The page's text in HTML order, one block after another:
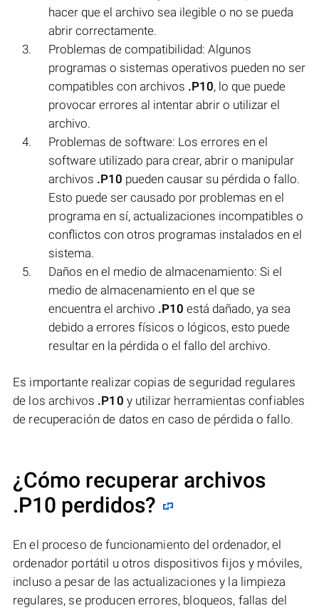
hacer que el archivo sea ilegible o no se pueda
abrir correctamente.
Problemas de compatibilidad: Algunos
programas o sistemas operativos pueden no ser
compatibles con archivos .P10, lo que puede
provocar errores al intentar abrir o utilizar el
archivo.
Problemas de software: Los errores en el
software utilizado para crear, abrir o manipular
archivos .P10 pueden causar su pérdida o fallo.
Esto puede ser causado por problemas en el
programa en sí, actualizaciones incompatibles o
conflictos con otros programas instalados en el
sistema.
Daños en el medio de almacenamiento: Si el
medio de almacenamiento en el que se
encuentra el archivo .P10 está dañado, ya sea
debido a errores físicos o lógicos, esto puede
resultar en la pérdida o el fallo del archivo.
Es importante realizar copias de seguridad regulares
de los archivos .P10 y utilizar herramientas confiables
de recuperación de datos en caso de pérdida o fallo.
¿Cómo recuperar archivos
.P10 perdidos?
En el proceso de funcionamiento del ordenador, el
ordenador portátil u otros dispositivos fijos y móviles,
incluso a pesar de las actualizaciones y la limpieza
regulares, se producen errores, bloqueos, fallas del